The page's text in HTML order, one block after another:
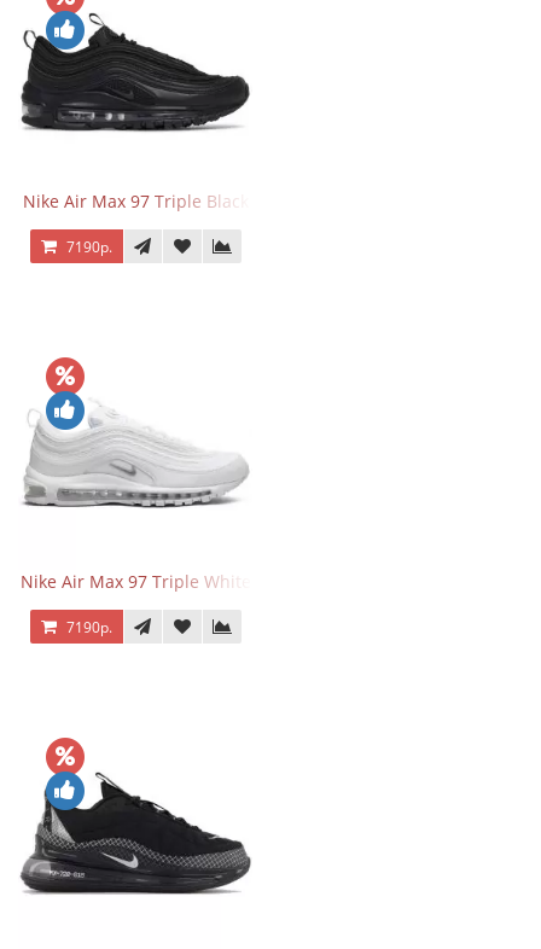
Nike Air Max 97 Triple Black
7190р.
Nike Air Max 97 Triple White
7190р.